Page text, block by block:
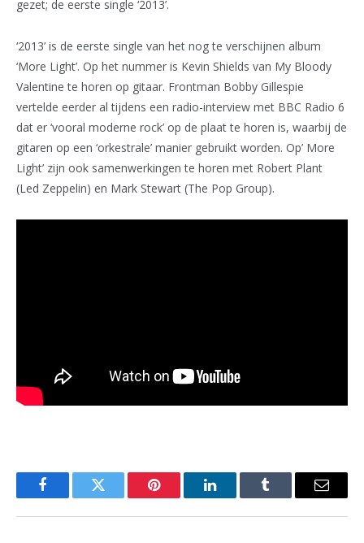
gezet; de eerste single ‘2013’.
‘2013’ is de eerste single van het nog te verschijnen album
‘More Light’. Op het nummer is Kevin Shields van My Bloody
Valentine te horen op gitaar. Frontman Bobby Gillespie
vertelde eerder al tijdens een radio-interview met BBC Radio 6
dat er ‘vooral moderne rock’ op de plaat te horen is, waarbij de
gitaren op een ‘orkestrale’ manier gebruikt worden. Op’ More
Light’ zijn ook samenwerkingen te horen met Robert Plant
(Led Zeppelin) en Mark Stewart (The Pop Group).
FacebookTwitter Pinterest LinkedInTumblr Email